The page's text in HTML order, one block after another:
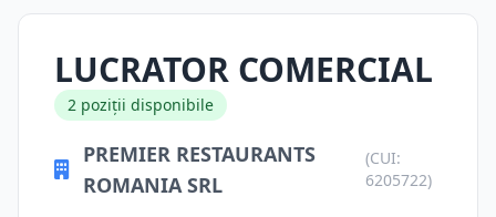
LUCRATOR COMERCIAL
2 poziții disponibile
PREMIER RESTAURANTS
ROMANIA SRL
(CUI:
6205722)